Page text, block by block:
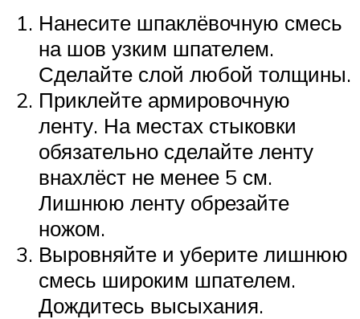
Нанесите шпаклёвочную смесь
на шов узким шпателем.
Сделайте слой любой толщины.
Приклейте армировочную
ленту. На местах стыковки
обязательно сделайте ленту
внахлёст не менее 5 см.
Лишнюю ленту обрезайте
ножом.
Выровняйте и уберите лишнюю
смесь широким шпателем.
Дождитесь высыхания.